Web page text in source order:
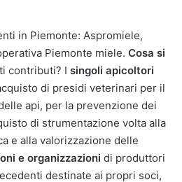
in Piemonte: Aspromiele,
Piemonte miele. Cosa si
contributi? I singoli apicoltori
di presidi veterinari per il
api, per la prevenzione dei
di strumentazione volta alla
e alla valorizzazione delle
e organizzazioni di produttori
destinate ai propri soci,